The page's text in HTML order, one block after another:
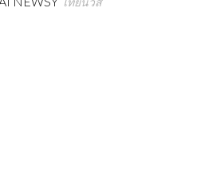
ไทยนิวสี่